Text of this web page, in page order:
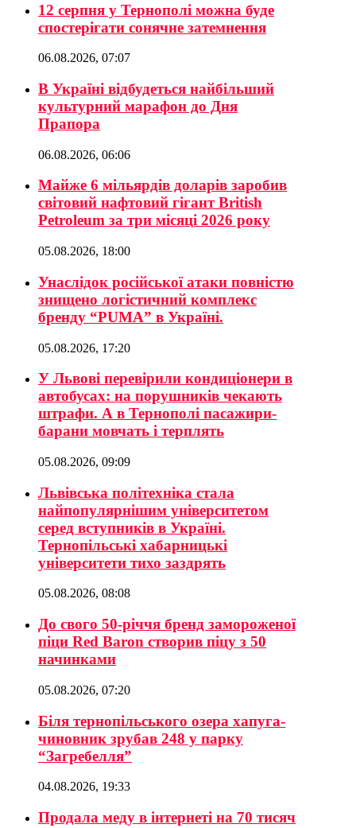
12 серпня у Тернополі можна буде
спостерігати сонячне затемнення
06.08.2026, 07:07
В Україні відбудеться найбільший
культурний марафон до Дня
Прапора
06.08.2026, 06:06
Майже 6 мільярдів доларів заробив
світовий нафтовий гігант British
Petroleum за три місяці 2026 року
05.08.2026, 18:00
Унаслідок російської атаки повністю
знищено логістичний комплекс
бренду “PUMA” в Україні.
05.08.2026, 17:20
У Львові перевірили кондиціонери в
автобусах: на порушників чекають
штрафи. А в Тернополі пасажири-
барани мовчать і терплять
05.08.2026, 09:09
Львівська політехніка стала
найпопулярнішим університетом
серед вступників в Україні.
Тернопільські хабарницькі
університети тихо заздрять
05.08.2026, 08:08
До свого 50-річчя бренд замороженої
піци Red Baron створив піцу з 50
начинками
05.08.2026, 07:20
Біля тернопільського озера хапуга-
чиновник зрубав 248 у парку
“Загребелля”
04.08.2026, 19:33
Продала меду в інтернеті на 70 тисяч